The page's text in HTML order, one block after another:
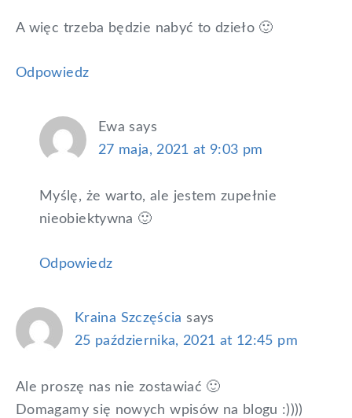
A więc trzeba będzie nabyć to dzieło 🙂
Odpowiedz
Ewa says
27 maja, 2021 at 9:03 pm
Myślę, że warto, ale jestem zupełnie
nieobiektywna 🙂
Odpowiedz
Kraina Szczęścia says
25 października, 2021 at 12:45 pm
Ale proszę nas nie zostawiać 🙂
Domagamy się nowych wpisów na blogu :))))